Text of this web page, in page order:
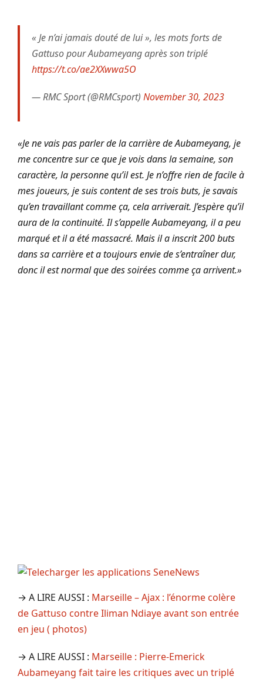
« Je n’ai jamais douté de lui », les mots forts de
Gattuso pour Aubameyang après son triplé
https://t.co/ae2XXwwa5O
— RMC Sport (@RMCsport) November 30, 2023
«Je ne vais pas parler de la carrière de Aubameyang, je
me concentre sur ce que je vois dans la semaine, son
caractère, la personne qu’il est. Je n’offre rien de facile à
mes joueurs, je suis content de ses trois buts, je savais
qu’en travaillant comme ça, cela arriverait. J’espère qu’il
aura de la continuité. Il s’appelle Aubameyang, il a peu
marqué et il a été massacré. Mais il a inscrit 200 buts
dans sa carrière et a toujours envie de s’entraîner dur,
donc il est normal que des soirées comme ça arrivent.»
→ A LIRE AUSSI : Marseille – Ajax : l’énorme colère
de Gattuso contre Iliman Ndiaye avant son entrée
en jeu ( photos)
→ A LIRE AUSSI : Marseille : Pierre-Emerick
Aubameyang fait taire les critiques avec un triplé